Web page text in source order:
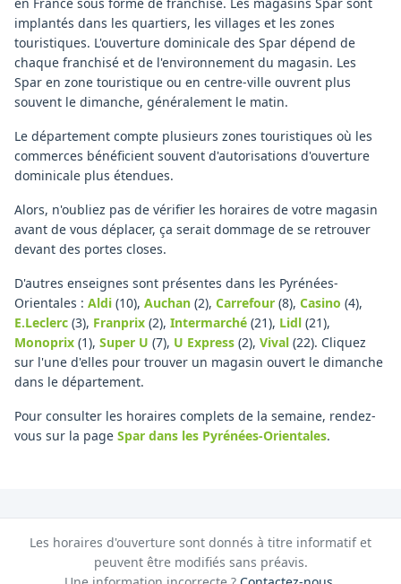
implantés dans les quartiers, les villages et les zones
touristiques. L'ouverture dominicale des Spar dépend de
chaque franchisé et de l'environnement du magasin. Les
Spar en zone touristique ou en centre-ville ouvrent plus
souvent le dimanche, généralement le matin.
Le département compte plusieurs zones touristiques où les
commerces bénéficient souvent d'autorisations d'ouverture
dominicale plus étendues.
Alors, n'oubliez pas de vérifier les horaires de votre magasin
avant de vous déplacer, ça serait dommage de se retrouver
devant des portes closes.
D'autres enseignes sont présentes dans les Pyrénées-
Orientales : Aldi (10), Auchan (2), Carrefour (8), Casino (4),
E.Leclerc (3), Franprix (2), Intermarché (21), Lidl (21),
Monoprix (1), Super U (7), U Express (2), Vival (22). Cliquez
sur l'une d'elles pour trouver un magasin ouvert le dimanche
dans le département.
Pour consulter les horaires complets de la semaine, rendez-
vous sur la page Spar dans les Pyrénées-Orientales.
Les horaires d'ouverture sont donnés à titre informatif et
peuvent être modifiés sans préavis.